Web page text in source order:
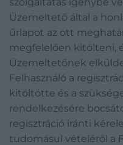
Üzemeltető által a
űrlapot az ott
megfelelően kitölteni,
Üzemeltetőnek
Felhasználó a
kitöltötte és a
rendelkezésére
regisztráció iránti
tudomásul vételéről a